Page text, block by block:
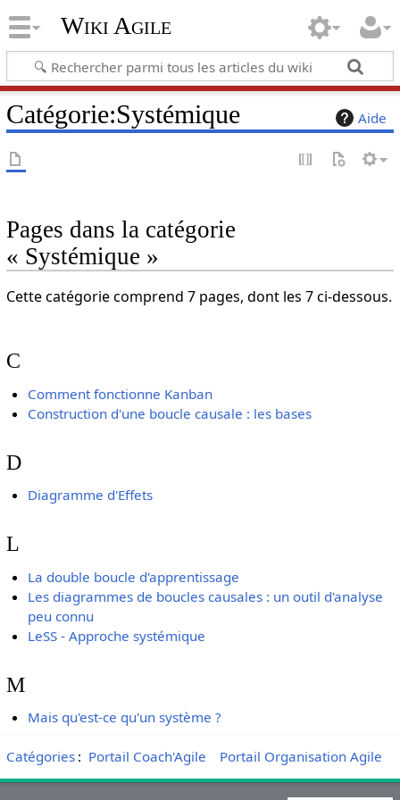
Wiki Agile
Aide
Catégorie:Systémique
Pages dans la catégorie
« Systémique »
Cette catégorie comprend 7 pages, dont les 7 ci-dessous.
C
Comment fonctionne Kanban
Construction d'une boucle causale : les bases
D
Diagramme d'Effets
L
La double boucle d'apprentissage
Les diagrammes de boucles causales : un outil d'analyse
peu connu
LeSS - Approche systémique
M
Mais qu'est-ce qu'un système ?
Catégories: Portail Coach'Agile Portail Organisation Agile